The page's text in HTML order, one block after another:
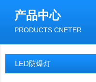
产品中心
PRODUCTS CNETER
LED防爆灯